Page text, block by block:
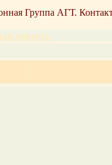
Группа АГТ.
новость